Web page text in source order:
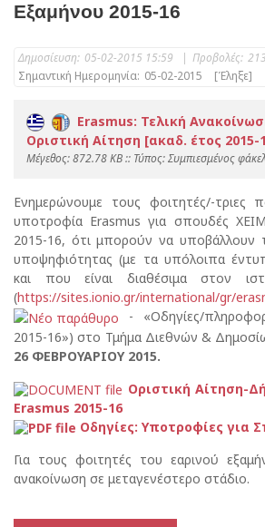
Εξαμήνου 2015-16
Δημοσίευση: 05-02-2015 15:59 | Προβολές:
Σημαντική Ημερομηνία: 05-02-2015 [Έληξε]
Erasmus: Τελική
Οριστική Αίτηση [ακαδ. έτος 2015-
Mέγεθος: 872.78 KB :: Τύπος: Συμπιεσμένος
Ενημερώνουμε τους φοιτητές/-τριες
υποτροφία Erasmus για σπουδές
2015-16, ότι μπορούν να υποβάλλουν
υποψηφιότητας (με τα υπόλοιπα
και που είναι διαθέσιμα στον
(https://sites.ionio.gr/international/gr/
- «Οδηγίες/
2015-16») στο Τμήμα Διεθνών &
26 ΦΕΒΡΟΥΑΡΙΟΥ 2015.
Οριστική Αίτηση-
Erasmus 2015-16
Οδηγίες: Υποτροφίες για
Για τους φοιτητές του εαρινού
ανακοίνωση σε μεταγενέστερο στάδιο.